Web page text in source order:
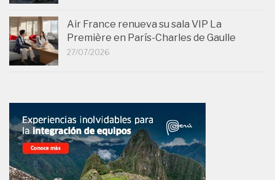
Air France renueva su sala VIP La
Première en París-Charles de Gaulle
27/07/2026